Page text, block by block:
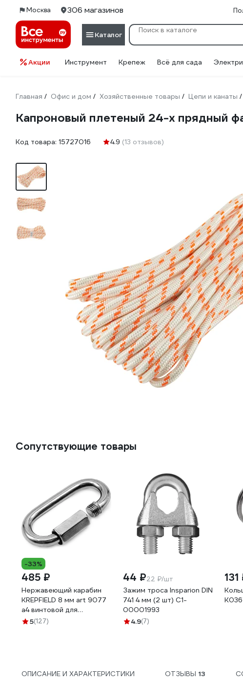
Москва 306 магазинов
Каталог
Акции Инструмент Крепеж Всё для сада
Главная / Офис и дом / Хозяйственные товары / Цепи и канаты /
Капроновый плетеный 24-х прядный
Код товара: 15727016 4.9 (13 отзывов)
Сопутствующие товары
-33%
485 ₽
Нержавеющий карабин
KREPFIELD 8 мм art 9077
а4 винтовой для
соединения цепей 1 шт.
5(127)
44 ₽22 ₽/шт
Зажим троса Insparion DIN
741 4 мм (2 шт) С1-
00001993
4.9(7)
131
ОПИСАНИЕ И ХАРАКТЕРИСТИКИ ОТЗЫВЫ 13